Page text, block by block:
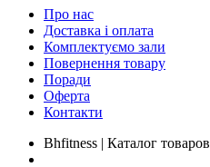
Про нас
Доставка і оплата
Комплектуємо зали
Повернення товару
Поради
Оферта
Контакти
Bhfitness | Каталог товаров